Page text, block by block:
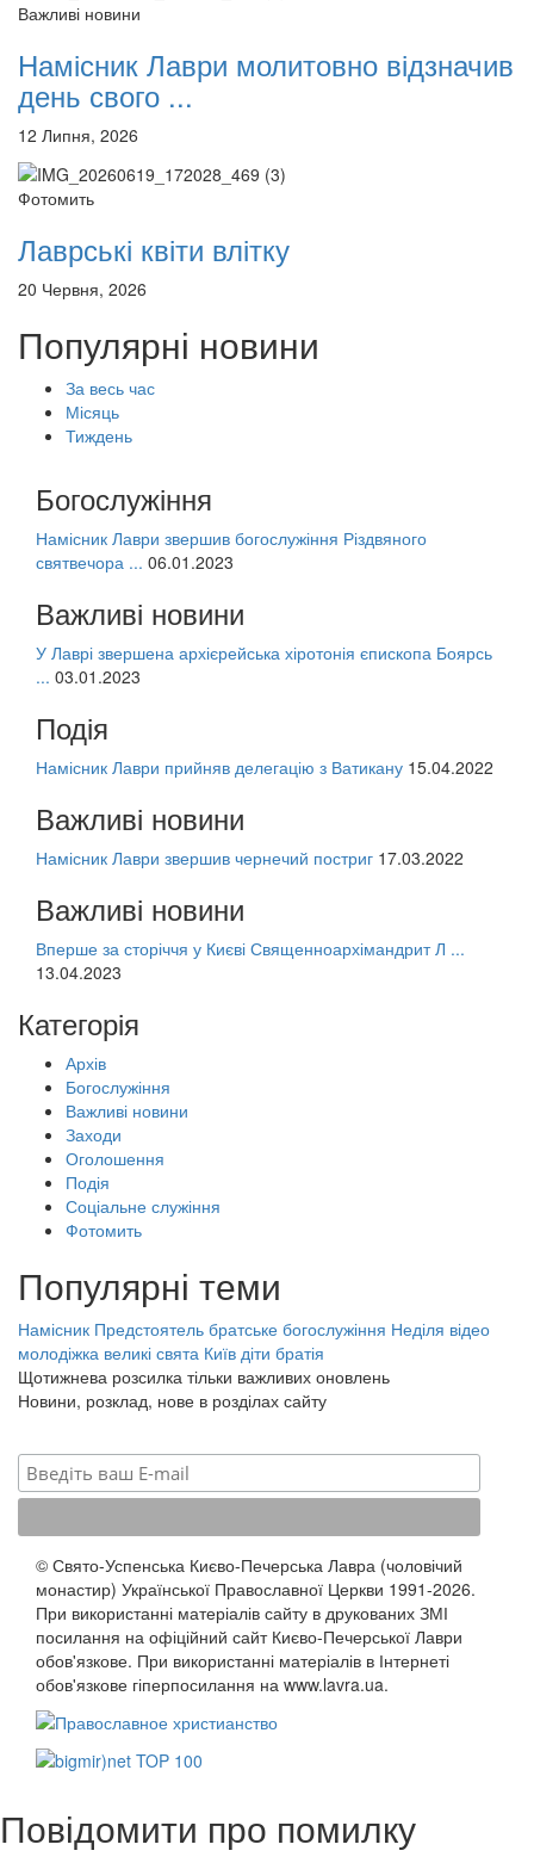
Важливі новини
Намісник Лаври молитовно відзначив
день свого ...
12 Липня, 2026
Фотомить
Лаврські квіти влітку
20 Червня, 2026
Популярні новини
За весь час
Місяць
Тиждень
Богослужіння
Намісник Лаври звершив богослужіння Різдвяного
святвечора ... 06.01.2023
Важливі новини
У Лаврі звершена архієрейська хіротонія єпископа Боярсь
... 03.01.2023
Подія
Намісник Лаври прийняв делегацію з Ватикану 15.04.2022
Важливі новини
Намісник Лаври звершив чернечий постриг 17.03.2022
Важливі новини
Вперше за сторіччя у Києві Священноархімандрит Л ...
13.04.2023
Категорія
Архів
Богослужіння
Важливі новини
Заходи
Оголошення
Подія
Соціальне служіння
Фотомить
Популярні теми
Намісник Предстоятель братське богослужіння Неділя відео
молодіжка великі свята Київ діти братія
Щотижнева розсилка тільки важливих оновлень
Новини, розклад, нове в розділах сайту
© Свято-Успенська Києво-Печерська Лавра (чоловічий
монастир) Української Православної Церкви 1991-2026.
При використанні матеріалів сайту в друкованих ЗМІ
посилання на офіційний сайт Києво-Печерської Лаври
обов'язкове. При використанні матеріалів в Інтернеті
обов'язкове гіперпосилання на www.lavra.ua.
Повідомити про помилку